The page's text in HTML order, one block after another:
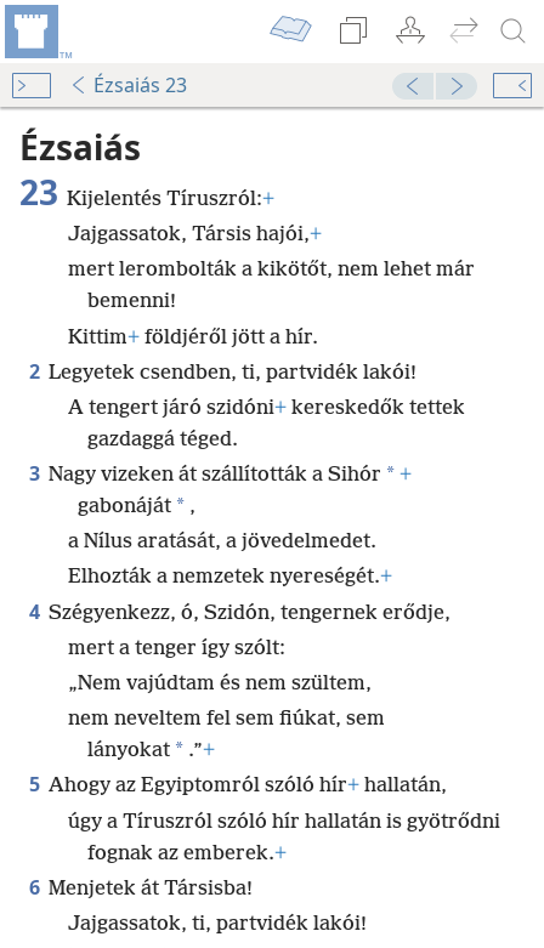
Ézsaiás 23
Ézsaiás
23 Kijelentés Tíruszról:+
Jajgassatok, Társis hajói,+
mert lerombolták a kikötőt, nem lehet már
bemenni!
Kittim+ földjéről jött a hír.
2 Legyetek csendben, ti, partvidék lakói!
A tengert járó szidóni+ kereskedők tettek
gazdaggá téged.
3 Nagy vizeken át szállították a Sihór * +
gabonáját * ,
a Nílus aratását, a jövedelmedet.
Elhozták a nemzetek nyereségét.+
4 Szégyenkezz, ó, Szidón, tengernek erődje,
mert a tenger így szólt:
„Nem vajúdtam és nem szültem,
nem neveltem fel sem fiúkat, sem
lányokat * .”+
5 Ahogy az Egyiptomról szóló hír+ hallatán,
úgy a Tíruszról szóló hír hallatán is gyötrődni
fognak az emberek.+
6 Menjetek át Társisba!
Jajgassatok, ti, partvidék lakói!